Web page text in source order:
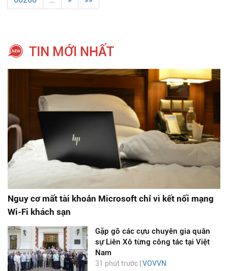
TIN MỚI NHẤT
Nguy cơ mất tài khoản Microsoft chỉ vì kết nối mạng
Wi-Fi khách sạn
Gặp gỡ các cựu chuyên gia quân
sự Liên Xô từng công tác tại Việt
Nam
31 phút trước | VOVVN